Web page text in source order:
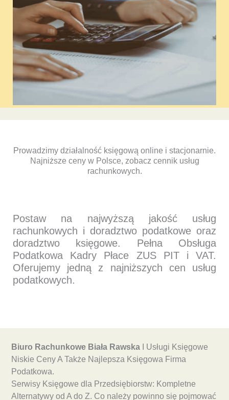
Prowadzimy działalność księgową online i stacjonarnie.
Najniższe ceny w Polsce, zobacz cennik usług
rachunkowych.
Postaw na najwyższą jakość usług
rachunkowych i doradztwo podatkowe oraz
doradztwo księgowe. Pełna Obsługa
Podatkowa Kadry Płace ZUS PIT i VAT.
Oferujemy jedną z najniższych cen usług
podatkowych.
Biuro Rachunkowe Biała Rawska I Usługi Księgowe
Niskie Ceny A Także Najlepsza Księgowa Firma
Podatkowa.
Serwisy Księgowe dla Przedsiębiorstw: Kompletne
Alternatywy od A do Z. Co należy powinno się pojmować